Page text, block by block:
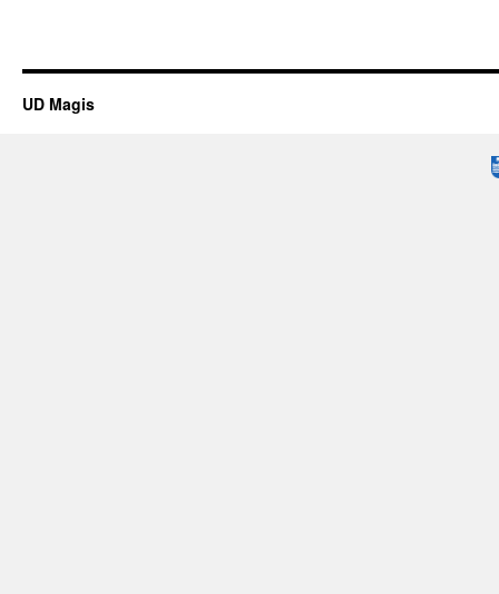
UD Magis